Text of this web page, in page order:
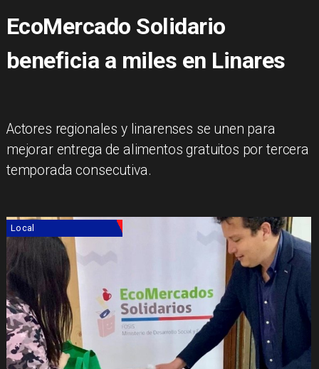
EcoMercado Solidario
beneficia a miles en Linares
Actores regionales y linarenses se unen para
mejorar entrega de alimentos gratuitos por tercera
temporada consecutiva.
Local